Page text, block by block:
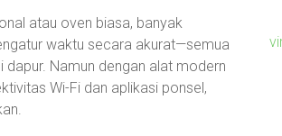
atau oven biasa, banyak
waktu secara akurat—semua
Namun dengan alat modern
Wi-Fi dan aplikasi ponsel,